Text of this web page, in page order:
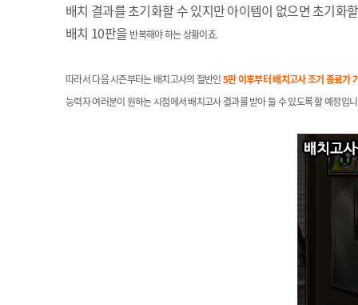
배치 결과를 초기화할 수 있지만 아이템이 없으면 초기화
배치 10판을 반복해야 하는 상황이죠.
따라서 다음 시즌부터는 배치고사의 절반인5판 이후부터 배치고사 조기 종료가
능력자 여러분이 원하는 시점에서 배치고사 결과를 받아 들 수 있도록 할 예정입